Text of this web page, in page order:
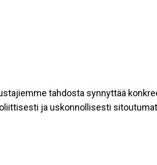
tahdosta synnyttää
ja uskonnollisesti